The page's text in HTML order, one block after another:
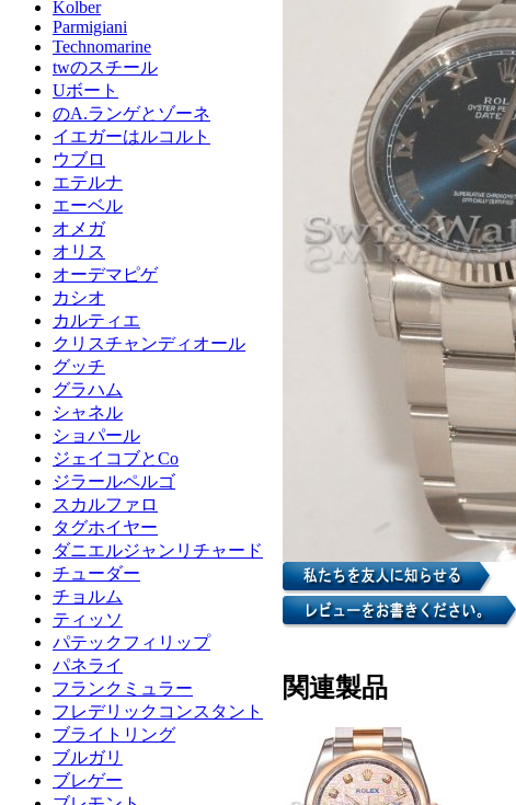
Kolber
Parmigiani
Technomarine
twのスチール
Uボート
のA.ランゲとゾーネ
イエガーはルコルト
ウブロ
エテルナ
エーベル
オメガ
オリス
オーデマピゲ
カシオ
カルティエ
クリスチャンディオール
グッチ
グラハム
シャネル
ショパール
ジェイコブとCo
ジラールペルゴ
スカルファロ
タグホイヤー
ダニエルジャンリチャード
チューダー
チョルム
ティッソ
パテックフィリップ
パネライ
フランクミュラー
フレデリックコンスタント
ブライトリング
ブルガリ
ブレゲー
関連製品